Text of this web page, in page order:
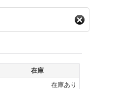
在庫
在庫あり